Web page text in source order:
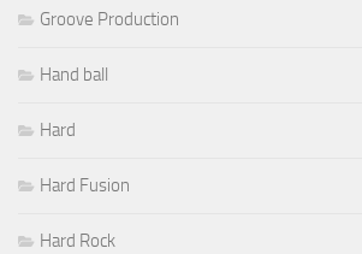
Groove Production
Hand ball
Hard
Hard Fusion
Hard Rock